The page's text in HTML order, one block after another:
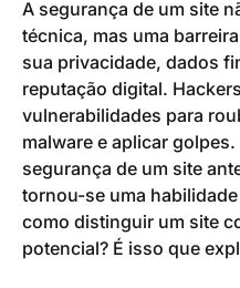
A segurança de um site
técnica, mas uma
sua privacidade, dados
reputação digital.
vulnerabilidades para
malware e aplicar
segurança de um site
tornou-se uma
como distinguir um site
potencial? É isso que